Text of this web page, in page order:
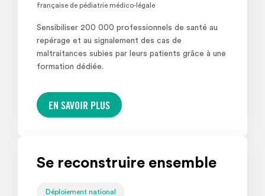
française de pédiatrie médico-légale
Sensibiliser 200 000 professionnels de santé au
repérage et au signalement des cas de
maltraitances subies par leurs patients grâce à une
formation dédiée.
EN SAVOIR PLUS
Se reconstruire ensemble
Déploiement national